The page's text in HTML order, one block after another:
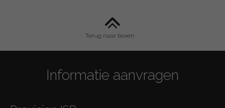
Terug naar boven
Informatie aanvragen